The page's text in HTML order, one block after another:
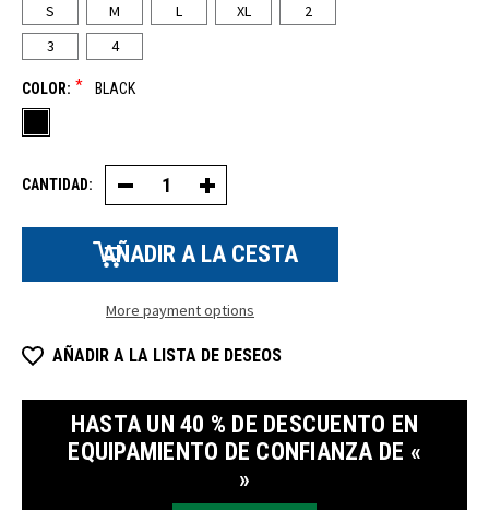
S M L XL
2
3
4
COLOR: * BLACK
CANTIDAD: Disminuir
la
cantidad
de
chaquetas
lana
Aumentar
la
cantidad
chaquetas
lana
More payment options
AÑADIR A LA LISTA DE DESEOS
HASTA UN 40 % DE DESCUENTO EN
EQUIPAMIENTO DE CONFIANZA DE «
»